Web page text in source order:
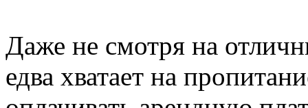
Даже не смотря на
едва хватает на